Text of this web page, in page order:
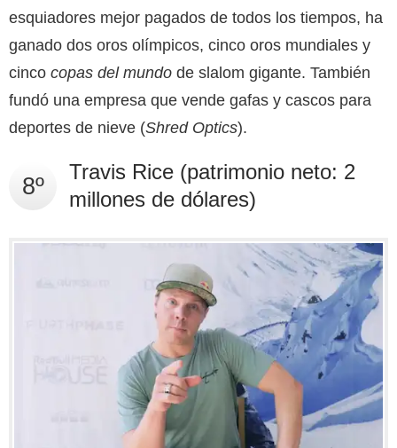
esquiadores mejor pagados de todos los tiempos, ha
ganado dos oros olímpicos, cinco oros mundiales y
cinco copas del mundo de slalom gigante. También
fundó una empresa que vende gafas y cascos para
deportes de nieve (Shred Optics).
8º
Travis Rice (patrimonio neto: 2
millones de dólares)